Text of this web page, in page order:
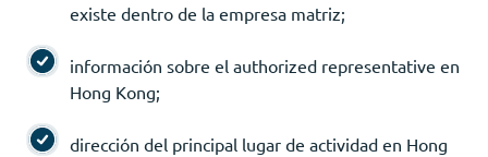
existe dentro de la empresa matriz;
información sobre el authorized representative en
Hong Kong;
dirección del principal lugar de actividad en Hong